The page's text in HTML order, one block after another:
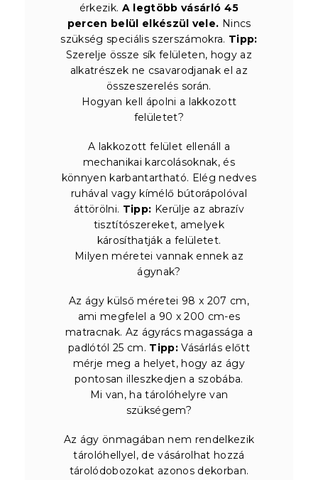
érkezik. A legtöbb vásárló 45
percen belül elkészül vele. Nincs
szükség speciális szerszámokra. Tipp:
Szerelje össze sík felületen, hogy az
alkatrészek ne csavarodjanak el az
összeszerelés során.
Hogyan kell ápolni a lakkozott
felületet?
A lakkozott felület ellenáll a
mechanikai karcolásoknak, és
könnyen karbantartható. Elég nedves
ruhával vagy kímélő bútorápolóval
áttörölni. Tipp: Kerülje az abrazív
tisztítószereket, amelyek
károsíthatják a felületet.
Milyen méretei vannak ennek az
ágynak?
Az ágy külső méretei 98 x 207 cm,
ami megfelel a 90 x 200 cm-es
matracnak. Az ágyrács magassága a
padlótól 25 cm. Tipp: Vásárlás előtt
mérje meg a helyet, hogy az ágy
pontosan illeszkedjen a szobába.
Mi van, ha tárolóhelyre van
szükségem?
Az ágy önmagában nem rendelkezik
tárolóhellyel, de vásárolhat hozzá
tárolódobozokat azonos dekorban.